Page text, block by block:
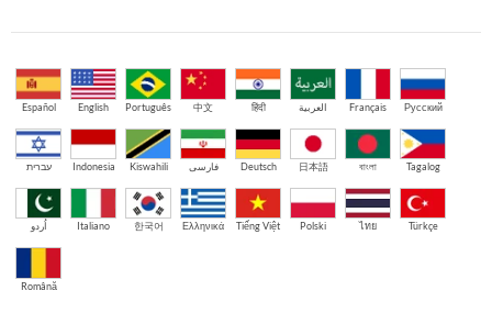
Español English Português 中文 हिंदी العربية Français Русский
עברית Indonesia Kiswahili فارسی Deutsch 日本語 বাংলা Tagalog
اُردو Italiano 한국어 Ελληνικά Tiếng Việt Polski ไทย Türkçe
Română